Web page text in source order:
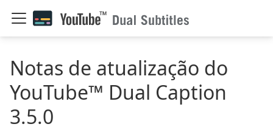
Notas de atualização do
YouTube™ Dual Caption
3.5.0